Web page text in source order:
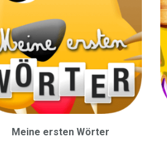
Meine ersten Wörter